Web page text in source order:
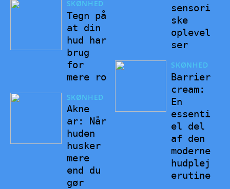
SKØNHED
Tegn på
at din
hud har
brug
for
mere ro
SKØNHED
Akne
ar: Når
huden
husker
mere
end du
gør
sensori
ske
oplevel
ser
SKØNHED
Barrier
cream:
En
essenti
el del
af den
moderne
hudplej
erutine